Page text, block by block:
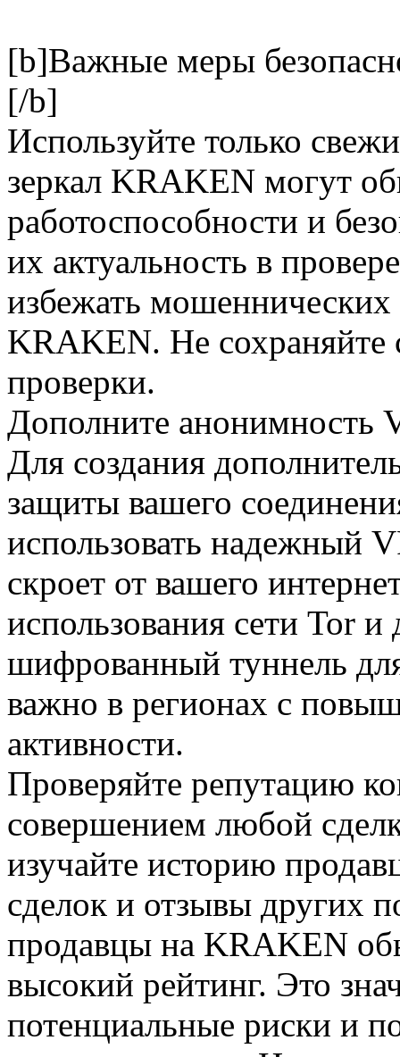
[b]Важные меры
[/b]
Используйте только
зеркал KRAKEN могут
работоспособности и
их актуальность в
избежать
KRAKEN. Не сохраняйте
проверки.
Дополните анонимность
Для создания
защиты вашего
использовать надежный
скроет от вашего
использования сети Tor
шифрованный туннель
важно в регионах с
активности.
Проверяйте репутацию
совершением любой
изучайте историю
сделок и отзывы других
продавцы на KRAKEN
высокий рейтинг. Это
потенциальные риски и